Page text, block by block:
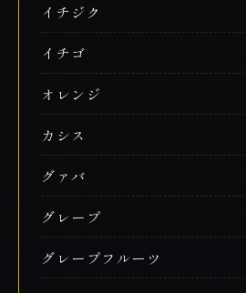
イチジク
イチゴ
オレンジ
カシス
グァバ
グレープ
グレープフルーツ